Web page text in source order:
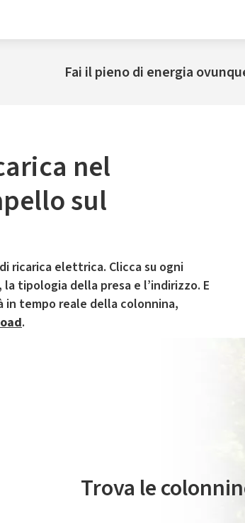
Fai il pieno di energia
nel
sul
ricarica elettrica. Clicca su ogni
tipologia della presa e l’indirizzo. E
in tempo reale della colonnina,
.
Il servizio di mobilità elettrica è gestito
Trova le